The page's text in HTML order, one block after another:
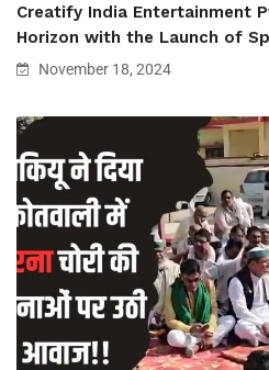
Creatify India Entertainment
Horizon with the Launch of
November 18, 2024